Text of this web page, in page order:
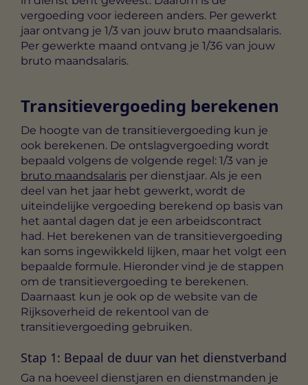
vergoeding voor iedereen anders. Per gewerkt
jaar ontvang je 1/3 van jouw bruto maandsalaris.
Per gewerkte maand ontvang je 1/36 van jouw
bruto maandsalaris.
Transitievergoeding berekenen
De hoogte van de transitievergoeding kun je
ook berekenen. De ontslagvergoeding wordt
bepaald volgens de volgende regel: 1/3 van je
bruto maandsalaris per dienstjaar. Als je een
deel van het jaar hebt gewerkt, wordt de
uiteindelijke vergoeding berekend op basis van
het aantal dagen dat je een arbeidscontract
had. Het berekenen van de transitievergoeding
kan soms ingewikkeld lijken, maar het volgt een
bepaalde formule. Hieronder vind je de stappen
om de transitievergoeding te berekenen.
Daarnaast kun je ook op de website van de
Rijksoverheid de rekentool van de
transitievergoeding gebruiken.
Stap 1: Bepaal de duur van het dienstverband
Ga na hoeveel dienstjaren en dienstmanden je